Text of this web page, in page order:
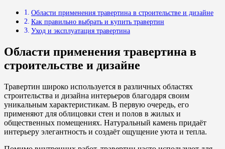
Области применения травертина в строительстве и дизайне
Как правильно выбрать и купить травертин
Уход и эксплуатация травертина
Области применения травертина в
строительстве и дизайне
Травертин широко используется в различных областях
строительства и дизайна интерьеров благодаря своим
уникальным характеристикам. В первую очередь, его
применяют для облицовки стен и полов в жилых и
общественных помещениях. Натуральный камень придаёт
интерьеру элегантность и создаёт ощущение уюта и тепла.